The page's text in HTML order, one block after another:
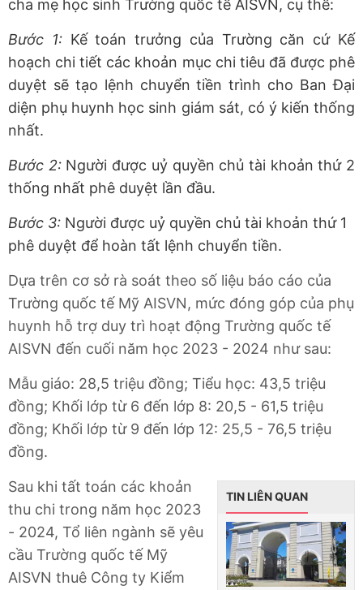
cha mẹ học sinh Trường quốc tế AISVN, cụ thể:
Bước 1: Kế toán trưởng của Trường căn cứ Kế
hoạch chi tiết các khoản mục chi tiêu đã được phê
duyệt sẽ tạo lệnh chuyển tiền trình cho Ban Đại
diện phụ huynh học sinh giám sát, có ý kiến thống
nhất.
Bước 2: Người được uỷ quyền chủ tài khoản thứ 2
thống nhất phê duyệt lần đầu.
Bước 3: Người được uỷ quyền chủ tài khoản thứ 1
phê duyệt để hoàn tất lệnh chuyển tiền.
Dựa trên cơ sở rà soát theo số liệu báo cáo của
Trường quốc tế Mỹ AISVN, mức đóng góp của phụ
huynh hỗ trợ duy trì hoạt động Trường quốc tế
AISVN đến cuối năm học 2023 - 2024 như sau:
Mẫu giáo: 28,5 triệu đồng; Tiểu học: 43,5 triệu
đồng; Khối lớp từ 6 đến lớp 8: 20,5 - 61,5 triệu
đồng; Khối lớp từ 9 đến lớp 12: 25,5 - 76,5 triệu
đồng.
TIN LIÊN QUAN
Sau khi tất toán các khoản
thu chi trong năm học 2023
- 2024, Tổ liên ngành sẽ yêu
cầu Trường quốc tế Mỹ
AISVN thuê Công ty Kiểm